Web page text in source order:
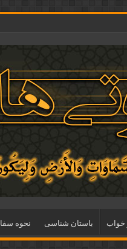
خواب باستان شناسی نحوه